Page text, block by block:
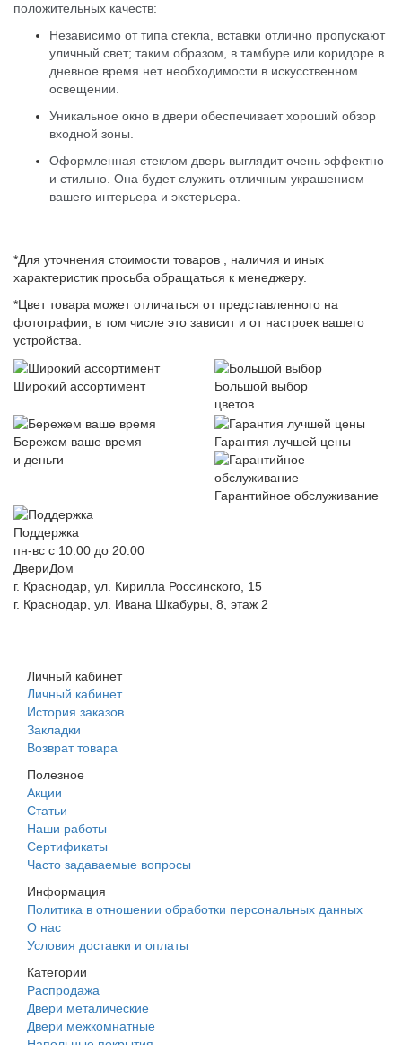
положительных качеств:
Независимо от типа стекла, вставки отлично пропускают
уличный свет; таким образом, в тамбуре или коридоре в
дневное время нет необходимости в искусственном
освещении.
Уникальное окно в двери обеспечивает хороший обзор
входной зоны.
Оформленная стеклом дверь выглядит очень эффектно
и стильно. Она будет служить отличным украшением
вашего интерьера и экстерьера.
*Для уточнения стоимости товаров , наличия и иных
характеристик просьба обращаться к менеджеру.
*Цвет товара может отличаться от представленного на
фотографии, в том числе это зависит и от настроек вашего
устройства.
Широкий ассортимент
Большой выбор
цветов
Бережем ваше время
и деньги
Гарантия лучшей цены
Гарантийное обслуживание
Поддержка
пн-вс с 10:00 до 20:00
ДвериДом
г. Краснодар, ул. Кирилла Россинского, 15
г. Краснодар, ул. Ивана Шкабуры, 8, этаж 2
Личный кабинет
Личный кабинет
История заказов
Закладки
Возврат товара
Полезное
Акции
Статьи
Наши работы
Сертификаты
Часто задаваемые вопросы
Информация
Политика в отношении обработки персональных данных
О нас
Условия доставки и оплаты
Категории
Распродажа
Двери металические
Двери межкомнатные